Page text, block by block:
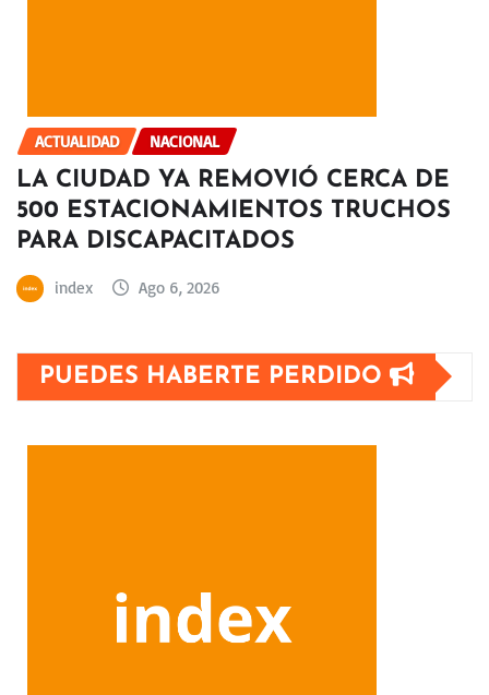
ACTUALIDAD NACIONAL
LA CIUDAD YA REMOVIÓ CERCA DE
500 ESTACIONAMIENTOS TRUCHOS
PARA DISCAPACITADOS
index Ago 6, 2026
PUEDES HABERTE PERDIDO